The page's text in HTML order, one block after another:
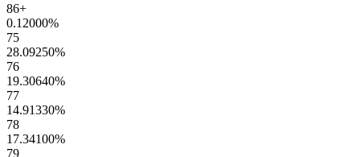
86+
0.12000%
75
28.09250%
76
19.30640%
77
14.91330%
78
17.34100%
79